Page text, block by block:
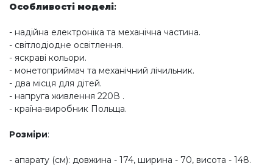
Особливості моделі:
- надійна електроніка та механічна частина.
- світлодіодне освітлення.
- яскраві кольори.
- монетоприймач та механічний лічильник.
- два місця для дітей.
- напруга живлення 220В .
- країна-виробник Польща.
Розміри:
- апарату (см): довжина - 174, ширина - 70, висота - 148.